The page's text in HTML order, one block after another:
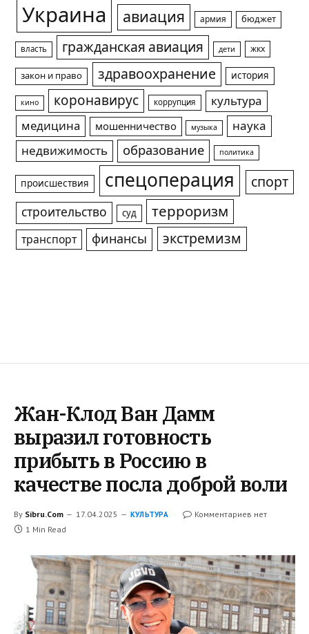
Украина авиация армия бюджет
власть гражданская авиация дети жкх
закон и право здравоохранение история
кино коронавирус коррупция
культура
медицина
мошенничество музыка
наука
недвижимость
образование политика
происшествия спецоперация спорт
строительство суд терроризм
транспорт финансы экстремизм
Жан-Клод Ван Дамм
выразил готовность
прибыть в Россию в
качестве посла доброй воли
By Sibru.Com 17.04.2025 КУЛЬТУРА
Комментариев нет
1 Min Read